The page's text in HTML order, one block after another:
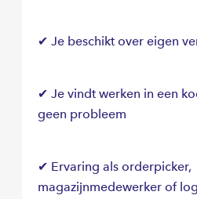
✔ Je beschikt over eigen
✔ Je vindt werken in een
geen probleem
✔ Ervaring als orderpicker,
magazijnmedewerker of